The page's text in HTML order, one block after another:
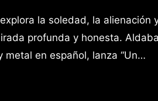
profunda y honesta.
en español, lanza “Un…